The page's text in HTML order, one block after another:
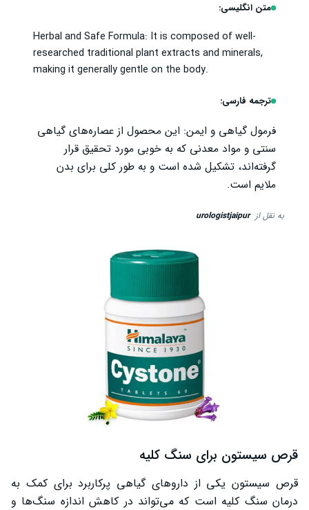
متن انگلیسی:
Herbal and Safe Formula: It is composed of well-
researched traditional plant extracts and minerals,
making it generally gentle on the body.
ترجمه فارسی:
فرمول گیاهی و ایمن: این محصول از عصاره‌های گیاهی
سنتی و مواد معدنی که به خوبی مورد تحقیق قرار
گرفته‌اند، تشکیل شده است و به طور کلی برای بدن
ملایم است.
به نقل از urologistjaipur
قرص سیستون برای سنگ کلیه
قرص سیستون یکی از داروهای گیاهی پرکاربرد برای کمک به
درمان سنگ کلیه است که می‌تواند در کاهش اندازه سنگ‌ها و